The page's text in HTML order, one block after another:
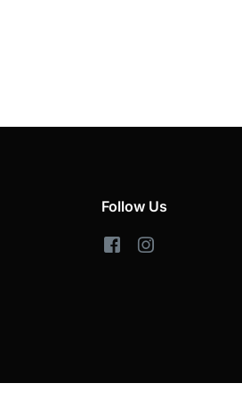
Follow Us